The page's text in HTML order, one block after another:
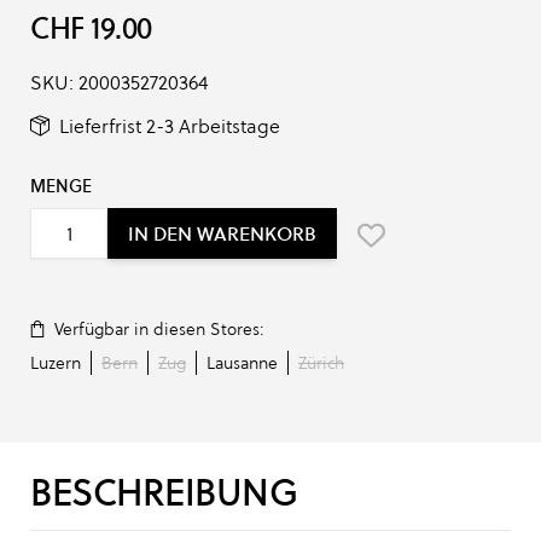
CHF 19.00
SKU: 2000352720364
Lieferfrist 2-3 Arbeitstage
MENGE
IN DEN WARENKORB
Verfügbar in diesen Stores:
Luzern
Bern Zug Lausanne Zürich
BESCHREIBUNG